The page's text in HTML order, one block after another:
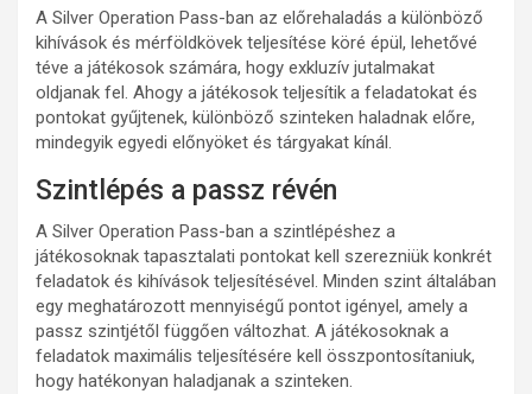
A Silver Operation Pass-ban az előrehaladás a különböző
kihívások és mérföldkövek teljesítése köré épül, lehetővé
téve a játékosok számára, hogy exkluzív jutalmakat
oldjanak fel. Ahogy a játékosok teljesítik a feladatokat és
pontokat gyűjtenek, különböző szinteken haladnak előre,
mindegyik egyedi előnyöket és tárgyakat kínál.
Szintlépés a passz révén
A Silver Operation Pass-ban a szintlépéshez a
játékosoknak tapasztalati pontokat kell szerezniük konkrét
feladatok és kihívások teljesítésével. Minden szint általában
egy meghatározott mennyiségű pontot igényel, amely a
passz szintjétől függően változhat. A játékosoknak a
feladatok maximális teljesítésére kell összpontosítaniuk,
hogy hatékonyan haladjanak a szinteken.